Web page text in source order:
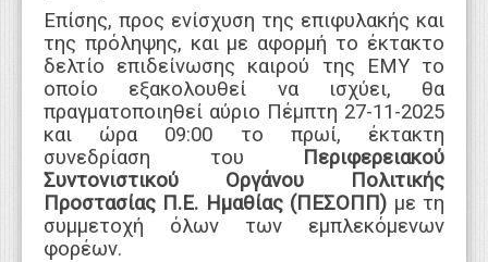
Επίσης, προς ενίσχυση της επιφυλακής και
της πρόληψης, και με αφορμή το έκτακτο
δελτίο επιδείνωσης καιρού της ΕΜΥ το
οποίο εξακολουθεί να ισχύει, θα
πραγματοποιηθεί αύριο Πέμπτη 27-11-2025
και ώρα 09:00 το πρωί, έκτακτη
συνεδρίαση του Περιφερειακού
Συντονιστικού Οργάνου Πολιτικής
Προστασίας Π.Ε. Ημαθίας (ΠΕΣΟΠΠ) με τη
συμμετοχή όλων των εμπλεκόμενων
φορέων.